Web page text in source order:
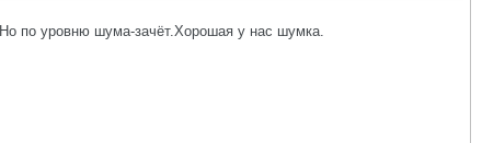
по уровню шума-зачёт.Хорошая у нас шумка.